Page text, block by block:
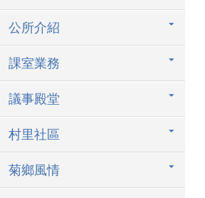
公所介紹
課室業務
議事殿堂
村里社區
菊鄉風情